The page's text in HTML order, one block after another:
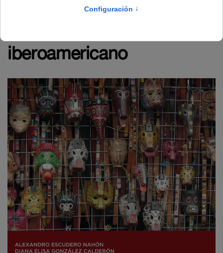
cultura en el espacio
iberoamericano